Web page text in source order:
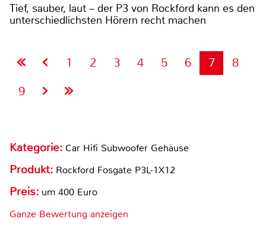
Tief, sauber, laut – der P3 von Rockford kann es den
unterschiedlichsten Hörern recht machen
1 2 3 4 5 6 7
8
9
Kategorie: Car Hifi Subwoofer Gehäuse
Produkt: Rockford Fosgate P3L-1X12
Preis: um 400 Euro
Ganze Bewertung anzeigen